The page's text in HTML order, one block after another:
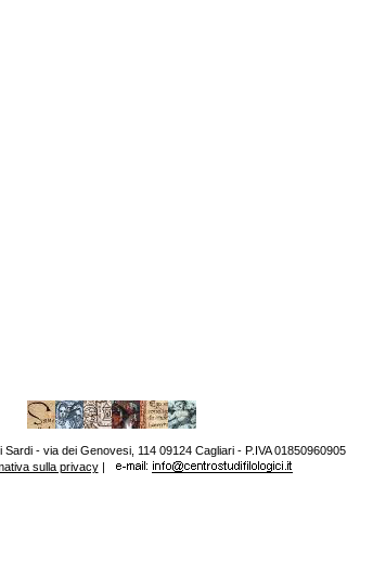
Sardi - via dei Genovesi, 114 09124 Cagliari - P.IVA 01850960905
sulla privacy|